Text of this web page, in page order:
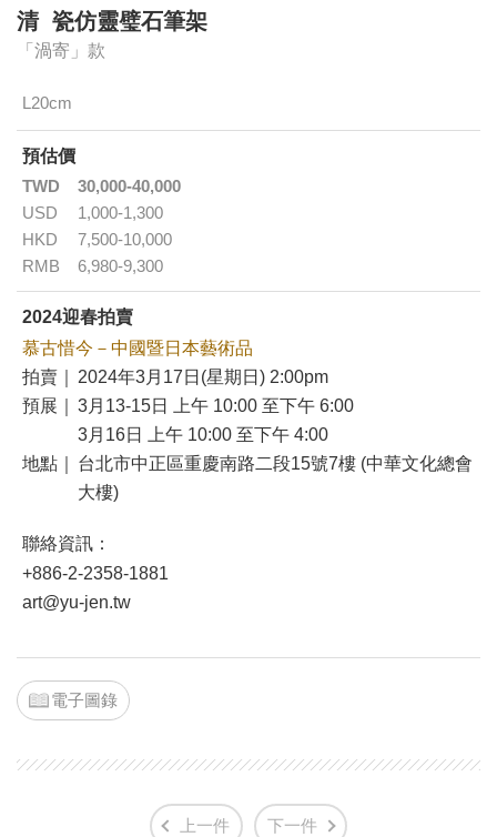
清 瓷仿靈璧石筆架
「渦寄」款
L20cm
預估價
TWD
30,000-40,000
USD
1,000-1,300
HKD
7,500-10,000
RMB
6,980-9,300
2024迎春拍賣
慕古惜今－中國暨日本藝術品
拍賣｜
2024年3月17日(星期日) 2:00pm
預展｜
3月13-15日 上午 10:00 至下午 6:00
3月16日 上午 10:00 至下午 4:00
地點｜
台北市中正區重慶南路二段15號7樓 (中華文化總會
大樓)
聯絡資訊：
+886-2-2358-1881
art@yu-jen.tw
電子圖錄
上一件 下一件